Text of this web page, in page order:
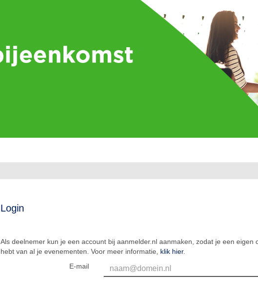
Login
Als deelnemer kun je een account bij aanmelder.nl aanmaken, zodat je een eigen
hebt van al je evenementen. Voor meer informatie, klik hier.
E-mail